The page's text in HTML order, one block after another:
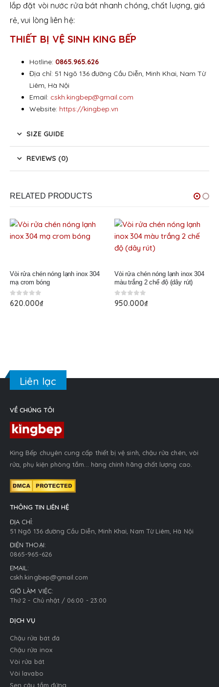
lắp đặt vòi nước rửa bát nhanh chóng, chất lượng, giá
rẻ, vui lòng liên hệ:
THIẾT BỊ VỆ SINH KING BẾP
Hotline: 0865.965.626
Địa chỉ: 51 Ngõ 136 đường Cầu Diễn, Minh Khai, Nam Từ
Liêm, Hà Nội
Email: cskh.kingbep@gmail.com
Website: https://kingbep.vn
SIZE GUIDE
REVIEWS (0)
RELATED PRODUCTS
Vòi rửa chén nóng lạnh inox 304
mạ crom bóng
0out of 5
620.000₫
Vòi rửa chén nóng lạnh inox 304
màu trắng 2 chế độ (dây rút)
0out of 5
950.000₫
Liên lạc
VỀ CHÚNG TÔI
King Bếp chuyên cung cấp thiết bị vệ sinh, chậu rửa chén, vòi
rửa, phụ kiện phòng tắm... hàng chính hãng chất lượng cao.
THÔNG TIN LIÊN HỆ
ĐỊA CHỈ:
51 Ngõ 136 đường Cầu Diễn, Minh Khai, Nam Từ Liêm, Hà Nội
ĐIỆN THOẠI:
0865-965-626
EMAIL:
cskh.kingbep@gmail.com
GIỜ LÀM VIỆC:
Thứ 2 - Chủ nhật / 06:00 - 23:00
DỊCH VỤ
Chậu rửa bát đá
Chậu rửa inox
Vòi rửa bát
Vòi lavabo
Sen cây tắm đứng